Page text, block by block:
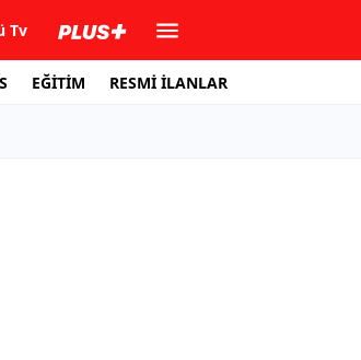
Tv
EĞİTİM RESMİ İLANLAR